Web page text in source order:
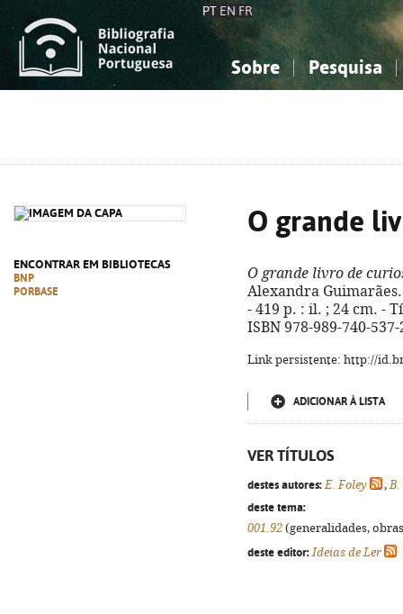
PT EN FR
Sobre Pesquisa
ENCONTRAR EM BIBLIOTECAS
BNP
PORBASE
O grande
O grande livro de
Alexandra
- 419 p. : il. ; 24 cm. -
ISBN 978-989-740-537-
Link persistente: http://
ADICIONAR À LISTA
VER TÍTULOS
destes autores: E. Foley ,B.
deste tema:
001.92 (generalidades,
deste editor: Ideias de Ler